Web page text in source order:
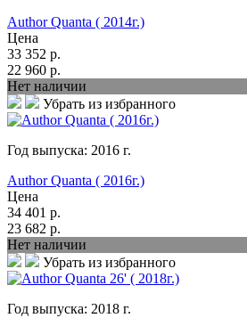
Author Quanta ( 2014г.)
Цена
33 352 р.
22 960 р.
Нет наличии
Убрать из избранного
Год выпуска: 2016 г.
Author Quanta ( 2016г.)
Цена
34 401 р.
23 682 р.
Нет наличии
Убрать из избранного
Год выпуска: 2018 г.